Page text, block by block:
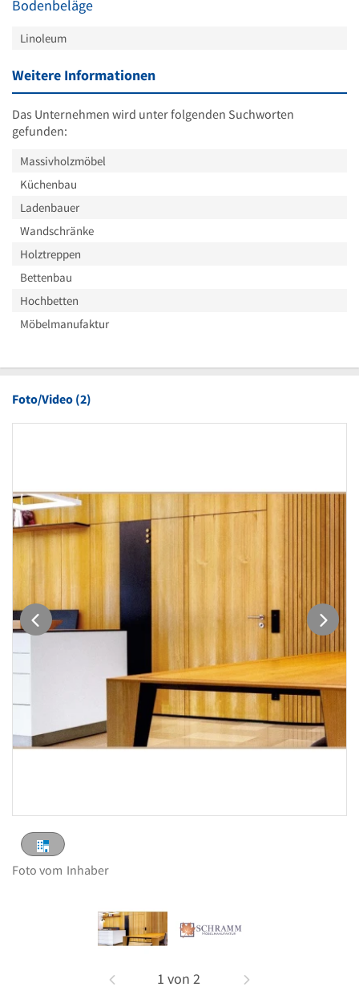
Bodenbeläge
Linoleum
Weitere Informationen
Das Unternehmen wird unter folgenden Suchworten
gefunden:
Massivholzmöbel
Küchenbau
Ladenbauer
Wandschränke
Holztreppen
Bettenbau
Hochbetten
Möbelmanufaktur
Foto/Video (2)
Foto vom Inhaber
1 von 2